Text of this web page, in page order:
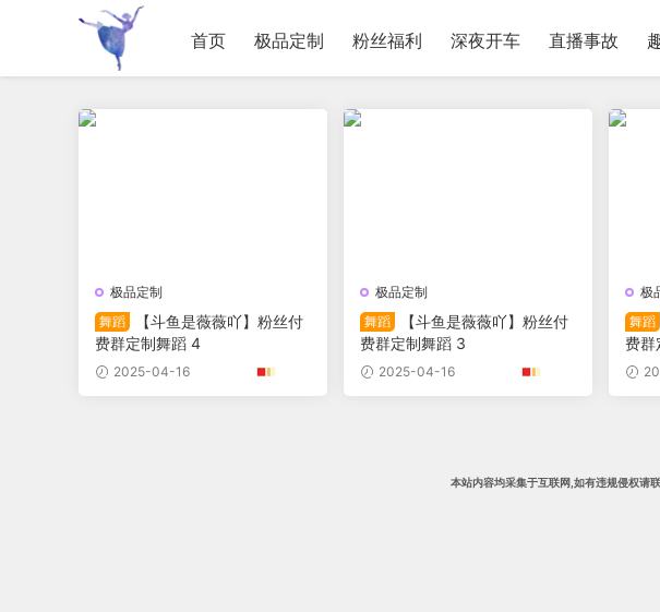
首页 极品定制 粉丝福利 深夜开车 直播事故
极品定制
舞蹈
【斗鱼是薇薇吖】粉丝付
费群定制舞蹈 4
2025-04-16
极品定制
舞蹈
【斗鱼是薇薇吖】粉丝付
费群定制舞蹈 3
2025-04-16
极
舞蹈
费群
本站内容均采集于互联网, 如有违规侵权请